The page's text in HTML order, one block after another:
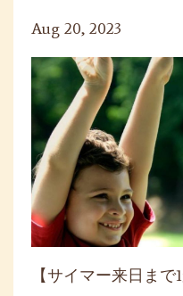
Aug 20, 2023
【サイマー来日まで